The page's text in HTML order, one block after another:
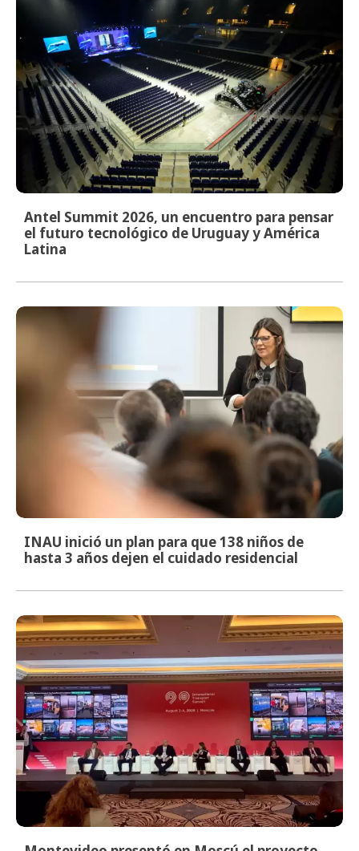
Antel Summit 2026, un encuentro para pensar
el futuro tecnológico de Uruguay y América
Latina
INAU inició un plan para que 138 niños de
hasta 3 años dejen el cuidado residencial